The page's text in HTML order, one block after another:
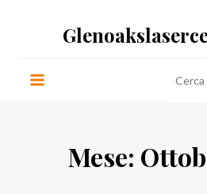
per:
Mese: